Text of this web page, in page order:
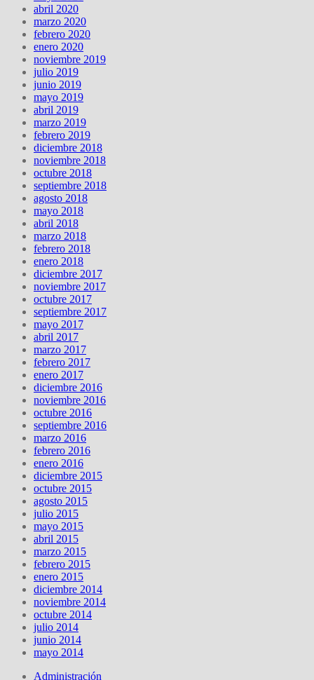
abril 2020
marzo 2020
febrero 2020
enero 2020
noviembre 2019
julio 2019
junio 2019
mayo 2019
abril 2019
marzo 2019
febrero 2019
diciembre 2018
noviembre 2018
octubre 2018
septiembre 2018
agosto 2018
mayo 2018
abril 2018
marzo 2018
febrero 2018
enero 2018
diciembre 2017
noviembre 2017
octubre 2017
septiembre 2017
mayo 2017
abril 2017
marzo 2017
febrero 2017
enero 2017
diciembre 2016
noviembre 2016
octubre 2016
septiembre 2016
marzo 2016
febrero 2016
enero 2016
diciembre 2015
octubre 2015
agosto 2015
julio 2015
mayo 2015
abril 2015
marzo 2015
febrero 2015
enero 2015
diciembre 2014
noviembre 2014
octubre 2014
julio 2014
junio 2014
mayo 2014
Administración